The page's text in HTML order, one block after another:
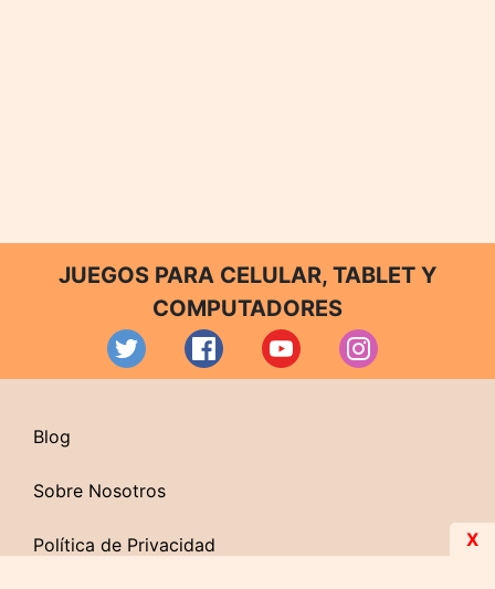
JUEGOS PARA CELULAR, TABLET Y
COMPUTADORES
Blog
Sobre Nosotros
Política de Privacidad X